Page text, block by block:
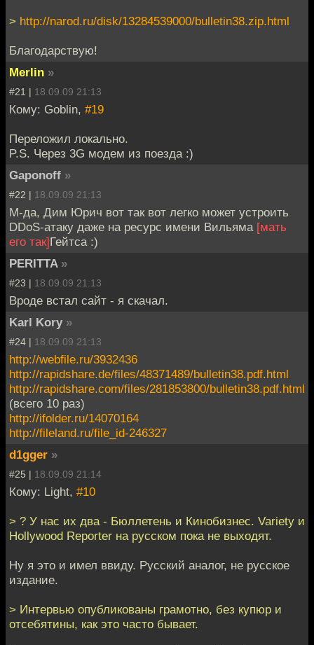
> http://narod.ru/disk/13284539000/bulletin38.zip.html
Благодарствую!
Merlin »
#21 | 18.09.09 21:13
Кому: Goblin, #19
Переложил локально.
P.S. Через 3G модем из поезда :)
Gaponoff »
#22 | 18.09.09 21:13
М-да, Дим Юрич вот так вот легко может устроить
DDoS-атаку даже на ресурс имени Вильяма [мать
его так]Гейтса :)
PERITTA »
#23 | 18.09.09 21:13
Вроде встал сайт - я скачал.
Karl Kory »
#24 | 18.09.09 21:13
http://webfile.ru/3932436
http://rapidshare.de/files/48371489/bulletin38.pdf.html
http://rapidshare.com/files/281853800/bulletin38.pdf.html
(всего 10 раз)
http://ifolder.ru/14070164
http://fileland.ru/file_id-246327
d1gger »
#25 | 18.09.09 21:14
Кому: Light, #10
> ? У нас их два - Бюллетень и Кинобизнес. Variety и
Hollywood Reporter на русском пока не выходят.
Ну я это и имел ввиду. Русский аналог, не русское
издание.
> Интервью опубликованы грамотно, без купюр и
отсебятины, как это часто бывает.